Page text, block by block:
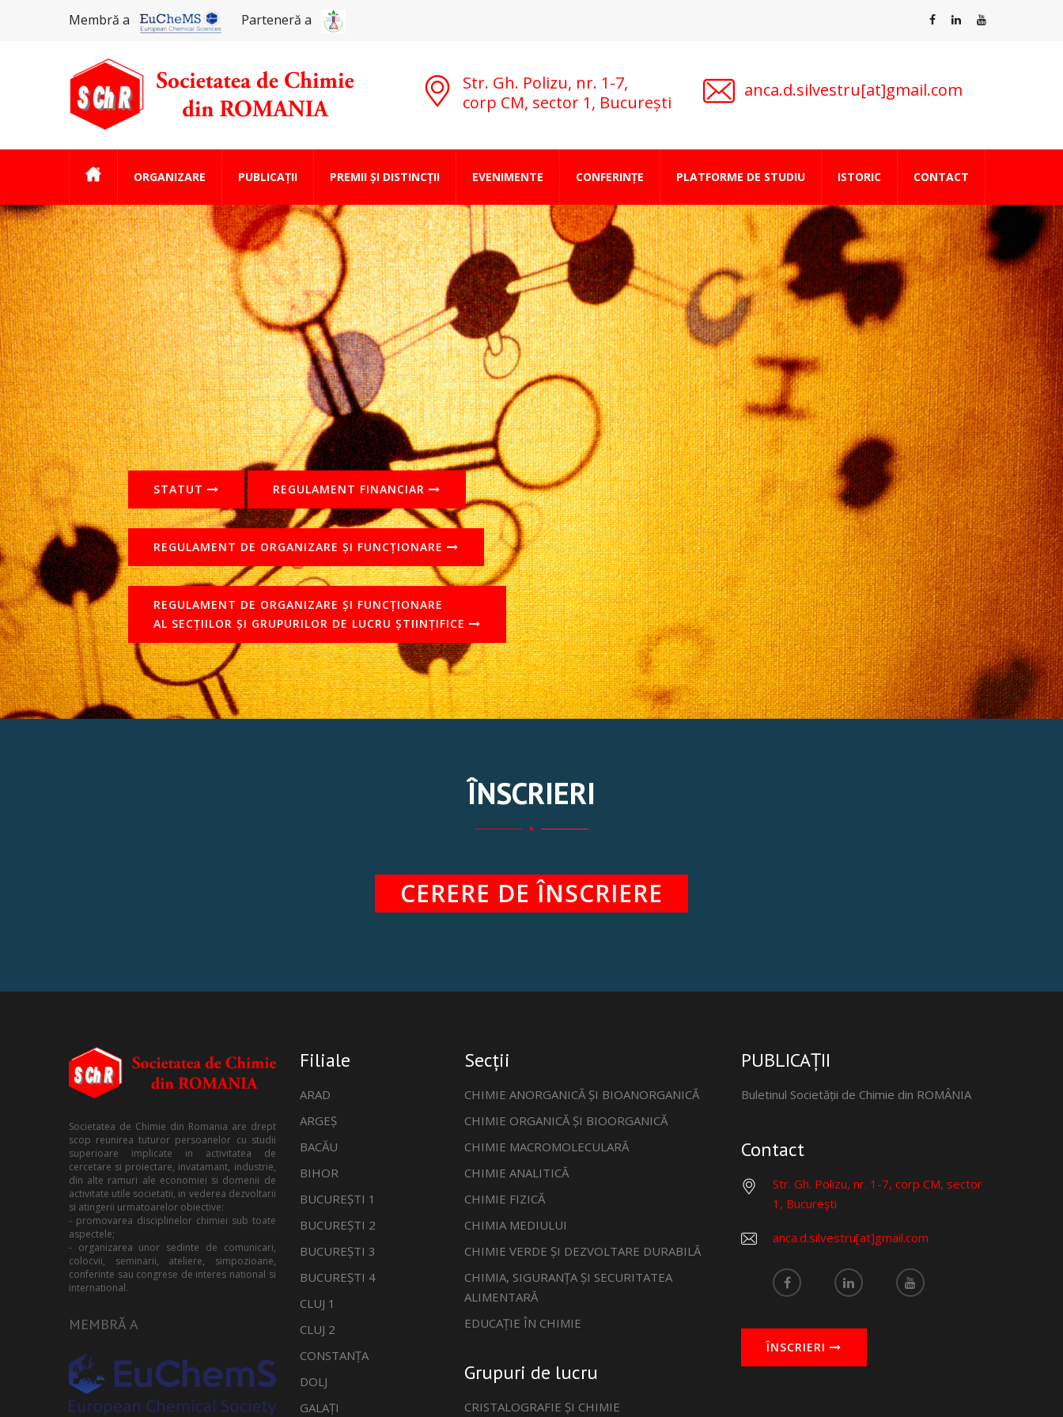
Membră a Parteneră a
Str. Gh. Polizu, nr. 1-7,
corp CM, sector 1, București
anca.d.silvestru[at]gmail.com
ORGANIZARE PUBLICAȚII PREMII ȘI DISTINCȚII EVENIMENTE CONFERINȚE PLATFORME DE STUDIU ISTORIC CONTACT
STATUT REGULAMENT FINANCIAR
REGULAMENT DE ORGANIZARE ȘI FUNCȚIONARE
REGULAMENT DE ORGANIZARE ȘI FUNCȚIONARE
AL SECȚIILOR ȘI GRUPURILOR DE LUCRU ȘTIINȚIFICE
ÎNSCRIERI
CERERE DE ÎNSCRIERE
Societatea de Chimie din Romania are drept
scop reunirea tuturor persoanelor cu studii
superioare implicate in activitatea de
cercetare si proiectare, invatamant, industrie,
din alte ramuri ale economiei si domenii de
activitate utile societatii, in vederea dezvoltarii
si atingerii urmatoarelor obiective:
- promovarea disciplinelor chimiei sub toate
aspectele;
- organizarea unor sedinte de comunicari,
colocvii, seminarii, ateliere, simpozioane,
conferinte sau congrese de interes national si
international.
MEMBRĂ A
Filiale
ARAD
ARGEȘ
BACĂU
BIHOR
BUCUREȘTI 1
BUCUREȘTI 2
BUCUREȘTI 3
BUCUREȘTI 4
CLUJ 1
CLUJ 2
CONSTANȚA
DOLJ
GALAȚI
Secții
CHIMIE ANORGANICĂ ȘI BIOANORGANICĂ
CHIMIE ORGANICĂ ȘI BIOORGANICĂ
CHIMIE MACROMOLECULARĂ
CHIMIE ANALITICĂ
CHIMIE FIZICĂ
CHIMIA MEDIULUI
CHIMIE VERDE ȘI DEZVOLTARE DURABILĂ
CHIMIA, SIGURANȚA ȘI SECURITATEA
ALIMENTARĂ
EDUCAȚIE ÎN CHIMIE
Grupuri de lucru
CRISTALOGRAFIE ȘI CHIMIE
PUBLICAȚII
Buletinul Societății de Chimie din ROMÂNIA
Contact
Str. Gh. Polizu, nr. 1-7, corp CM, sector
1, Bucureşti
anca.d.silvestru[at]gmail.com
ÎNSCRIERI